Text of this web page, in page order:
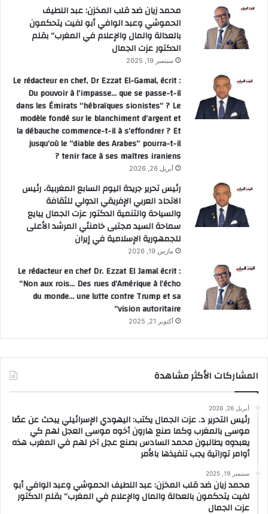
محمد زيان ضد قلب المخزن: عبد اللطيف
الحموشي وعبد الوافي أبو لفيت يتحكمون
بالعدالة والمال والإعلام في المغرب” بقلم
الدكتور عزت الجمال
سبتمبر 19, 2025
Le rédacteur en chef, Dr Ezzat El-Gamal, écrit :
Du pouvoir à l’impasse… que se passe-t-il
dans les Émirats “hébraïques sionistes” ? Le
modèle fondé sur le blanchiment d’argent et
la débauche commence-t-il à s’effondrer ? Et
jusqu’où le “diable des Arabes” pourra-t-il
tenir face à ses maîtres iraniens ?
أبريل 26, 2026
رئيس تحرير جريدة اليوم السابع المغربية، رئيس
الاتحاد العربي الإفريقي الدولي للثقافة
والسياحة والتنمية الدكتور عزت الجمال يبايع
سماحة السيد مجتبى خامنئي المرشد الأعلى
للجمهورية الإسلامية في إيران
مارس 19, 2026
Le rédacteur en chef Dr. Ezzat El Jamal écrit :
“Non aux rois… Des rues d’Amérique à l’écho
du monde… une lutte contre Trump et sa
vision autoritaire”
أكتوبر 21, 2025
المشاركات الأكثر مشاهدة
أبريل 26, 2026
رئيس التحرير د. عزت الجمال يكتب: اليهودي الإسرائيلي يبحث عن عصًا
موسى بالمغرب وكما صنع هارون أخوه موسى العجل لهم كي
يعبدوه يطالبون محمد السادس بصنع عجل آخر لهم في المغرب هذه
أوامر توراتية يجب تنفيذها بالأمر
سبتمبر 19, 2025
محمد زيان ضد قلب المخزن: عبد اللطيف الحموشي وعبد الوافي أبو
لفيت يتحكمون بالعدالة والمال والإعلام في المغرب” بقلم الدكتور
عزت الجمال